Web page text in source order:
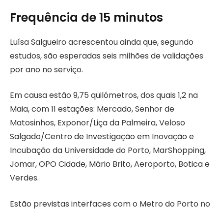
Frequência de 15 minutos
Luísa Salgueiro acrescentou ainda que, segundo
estudos, são esperadas seis milhões de validações
por ano no serviço.
Em causa estão 9,75 quilómetros, dos quais 1,2 na
Maia, com 11 estações: Mercado, Senhor de
Matosinhos, Exponor/Liça da Palmeira, Veloso
Salgado/Centro de Investigação em Inovação e
Incubação da Universidade do Porto, MarShopping,
Jomar, OPO Cidade, Mário Brito, Aeroporto, Botica e
Verdes.
Estão previstas interfaces com o Metro do Porto no